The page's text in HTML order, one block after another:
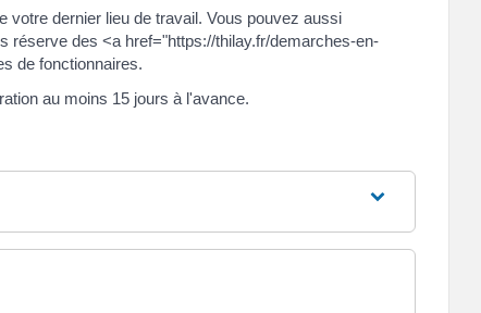
votre dernier lieu de travail. Vous pouvez aussi
réserve des <a href="https://thilay.fr/demarches-en-
de fonctionnaires.
au moins 15 jours à l'avance.